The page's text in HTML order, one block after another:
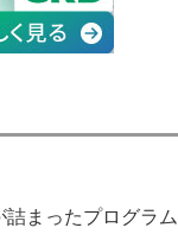
まったプログラ